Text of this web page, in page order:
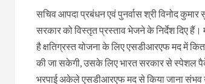
सचिव आपदा प्रबंधन एवं पुनर्वास श्री विनोद
सरकार को विस्तृत प्रस्ताव भेजने के निर्देश दिए हैं।
है क्षतिग्रस्त योजना के लिए एसडीआरएफ मद में
की जा सकेगी, उसके लिए भारत सरकार से स्पेशल
भरपाई अकेले एसडीआरएफ मद से किया जाना